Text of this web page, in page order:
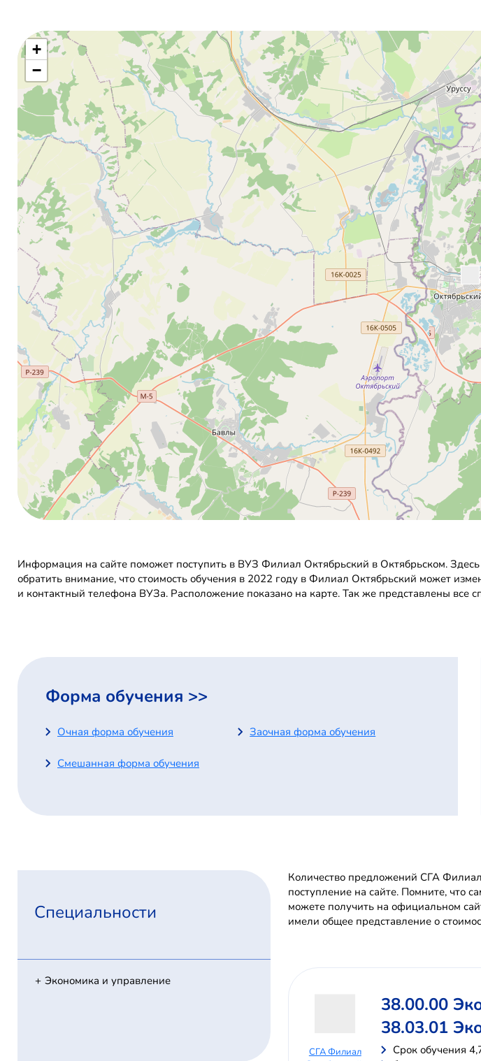
+
−
Информация на сайте поможет поступить в ВУЗ Филиал Октябрьский в Октябрьском.
обратить внимание, что стоимость обучения в 2022 году в Филиал Октябрьский может
и контактный телефона ВУЗа. Расположение показано на карте. Так же представлены все
Форма обучения >>
Очная форма обучения Заочная форма обучения
Смешанная форма обучения
Специальности
Экономика и управление
Количество предложений СГА
поступление на сайте. Помните,
можете получить на официальном
имели общее представление о
СГА Филиал
38.00.00
38.03.01
Cрок обучения